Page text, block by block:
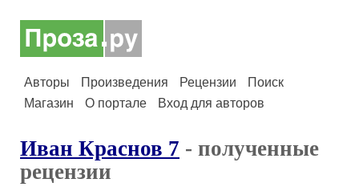
Авторы Произведения Рецензии
Поиск
Магазин
О портале Вход для авторов
Иван Краснов 7 - полученные
рецензии